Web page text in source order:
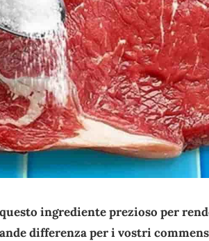
ingrediente prezioso per
differenza per i vostri